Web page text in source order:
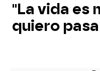
"La vida es
quiero